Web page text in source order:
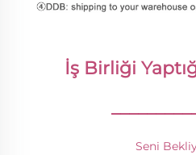
İş Birliği
Seni